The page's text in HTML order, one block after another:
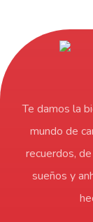
Te damos la
mundo de
recuerdos,
sueños y